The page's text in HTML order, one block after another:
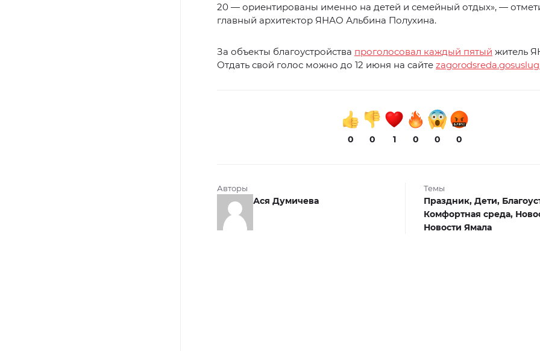
20 — ориентированы именно на детей и семейный отдых», —
главный архитектор ЯНАО Альбина Полухина.
За объекты благоустройства проголосовал каждый пятый житель
Отдать свой голос можно до 12 июня на сайте
0 0 1 0 0 0
Авторы
Ася Думичева
Темы
Праздник, Дети,
Комфортная среда,
Новости Ямала